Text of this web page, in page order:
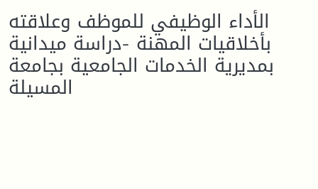
الأداء الوظيفي للموظف وعلاقته
بأخلاقيات المهنة -دراسة ميدانية
بمديرية الخدمات الجامعية بجامعة
المسيلة